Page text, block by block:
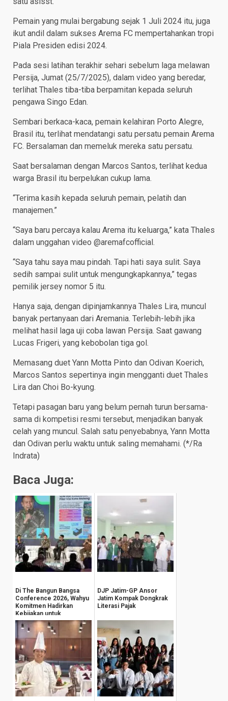
Pemain yang mulai bergabung sejak 1 Juli 2024 itu, juga
ikut andil dalam sukses Arema FC mempertahankan tropi
Piala Presiden edisi 2024.
Pada sesi latihan terakhir sehari sebelum laga melawan
Persija, Jumat (25/7/2025), dalam video yang beredar,
terlihat Thales tiba-tiba berpamitan kepada seluruh
pengawa Singo Edan.
Sembari berkaca-kaca, pemain kelahiran Porto Alegre,
Brasil itu, terlihat mendatangi satu persatu pemain Arema
FC. Bersalaman dan memeluk mereka satu persatu.
Saat bersalaman dengan Marcos Santos, terlihat kedua
warga Brasil itu berpelukan cukup lama.
“Terima kasih kepada seluruh pemain, pelatih dan
manajemen.”
“Saya baru percaya kalau Arema itu keluarga,” kata Thales
dalam unggahan video @aremafcofficial.
“Saya tahu saya mau pindah. Tapi hati saya sulit. Saya
sedih sampai sulit untuk mengungkapkannya,” tegas
pemilik jersey nomor 5 itu.
Hanya saja, dengan dipinjamkannya Thales Lira, muncul
banyak pertanyaan dari Aremania. Terlebih-lebih jika
melihat hasil laga uji coba lawan Persija. Saat gawang
Lucas Frigeri, yang kebobolan tiga gol.
Memasang duet Yann Motta Pinto dan Odivan Koerich,
Marcos Santos sepertinya ingin mengganti duet Thales
Lira dan Choi Bo-kyung.
Tetapi pasagan baru yang belum pernah turun bersama-
sama di kompetisi resmi tersebut, menjadikan banyak
celah yang muncul. Salah satu penyebabnya, Yann Motta
dan Odivan perlu waktu untuk saling memahami. (*/Ra
Indrata)
Baca Juga:
Di The Bangun Bangsa
Conference 2026, Wahyu
Komitmen Hadirkan
Kebijakan untuk
Kesejahteraan
Masyarak...
DJP Jatim-GP Ansor
Jatim Kompak Dongkrak
Literasi Pajak